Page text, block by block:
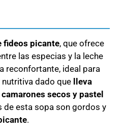
fideos picante, que ofrece
las especias y la leche
reconfortante, ideal para
nutritiva dado que
lleva
secos y pastel
de esta sopa son gordos y
.